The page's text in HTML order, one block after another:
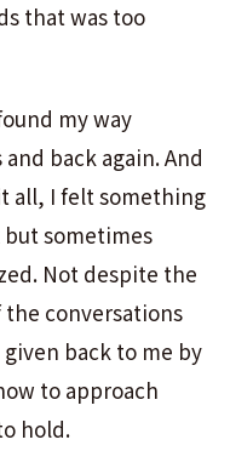
that was too
my way
back again. And
all, I felt something
sometimes
Not despite the
conversations
back to me by
to approach
hold.